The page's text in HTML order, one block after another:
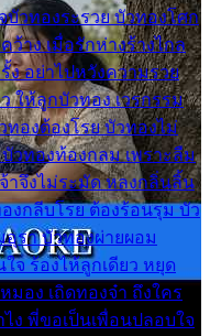
วทองระรวย บัวทองโศก
ว้าง เมื่อรักห่างร้างไกล
อย่าไปหวังความรวย
ให้ลูกบัวทอง เวรกรรม
ทองต้องโรย บัวทองไม่
วทองท้องกลม เพราะลืม
าจึงไม่ระมัด หลงกลิ่นลิ้น
งกลีบโรย ต้องร้อนรุม บัว
รา บัวทองผ่ายผอม
จ ร้องไห้ลูกเดียว หยุด
มอง เถิดทองจ๋า ถึงใคร
ไง พี่ขอเป็นเพื่อนปลอบใจ